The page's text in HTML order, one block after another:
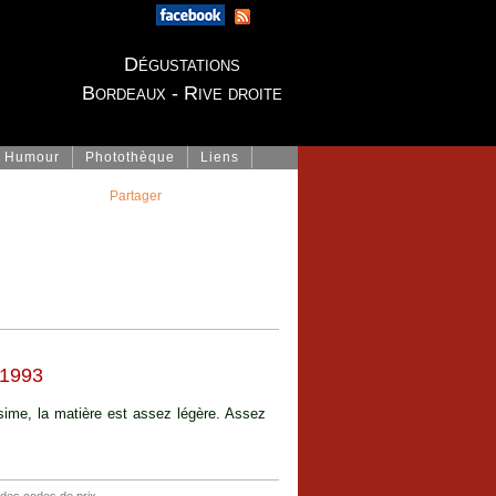
Dégustations
Bordeaux - Rive droite
Humour Photothèque Liens
1993
la matière est assez légère. Assez
Partager